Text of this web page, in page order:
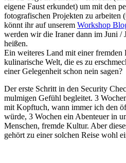
eigene Faust erkundet) um mit den
fotografischen Projekten zu arbeiten
könnt ihr auf unserem Workshop
werden wir die Iraner dann im Juni
heißen.
Ein weiteres Land mit einer fremden
kulinarische Welt, die es zu
einer Gelegenheit schon nein sagen?
Der erste Schritt in den Security
mulmigen Gefühl begleitet. 3
mit Kopftuch, wann immer ich den
würde, 3 Wochen ein Abenteuer in
Menschen, fremde Kultur. Aber
gehört zu einer solchen Reise wohl